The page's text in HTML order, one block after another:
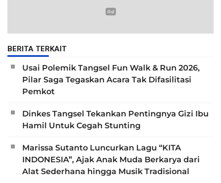
BERITA TERKAIT
Usai Polemik Tangsel Fun Walk & Run 2026,
Pilar Saga Tegaskan Acara Tak Difasilitasi
Pemkot
Dinkes Tangsel Tekankan Pentingnya Gizi Ibu
Hamil Untuk Cegah Stunting
Marissa Sutanto Luncurkan Lagu “KITA
INDONESIA”, Ajak Anak Muda Berkarya dari
Alat Sederhana hingga Musik Tradisional